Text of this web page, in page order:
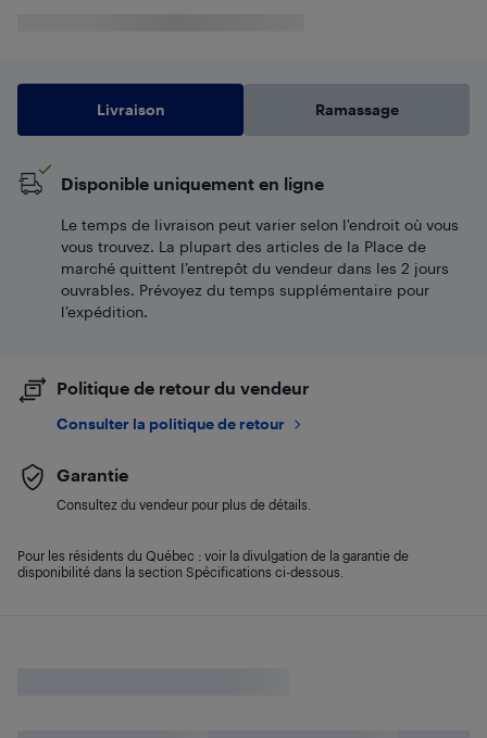
Livraison Ramassage
Disponible uniquement en ligne
Le temps de livraison peut varier selon l'endroit où vous
vous trouvez. La plupart des articles de la Place de
marché quittent l’entrepôt du vendeur dans les 2 jours
ouvrables. Prévoyez du temps supplémentaire pour
l’expédition.
Politique de retour du vendeur
Consulter la politique de retour
Garantie
Consultez du vendeur pour plus de détails.
Pour les résidents du Québec : voir la divulgation de la garantie de
disponibilité dans la section Spécifications ci-dessous.